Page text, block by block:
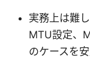
実務上は難
MTU設定、
のケースを安